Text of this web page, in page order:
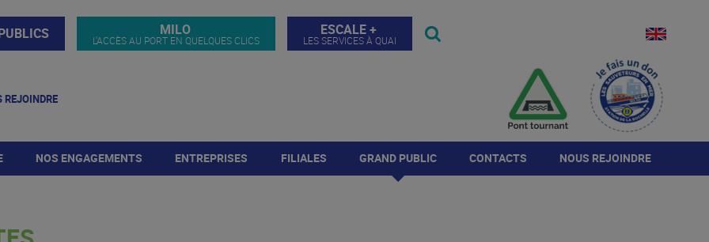
MILO
L'ACCÈS AU PORT EN QUELQUES CLICS
ESCALE +
LES SERVICES À QUAI
REJOINDRE
NOS ENGAGEMENTS ENTREPRISES FILIALES GRAND PUBLIC CONTACTS NOUS REJOINDRE